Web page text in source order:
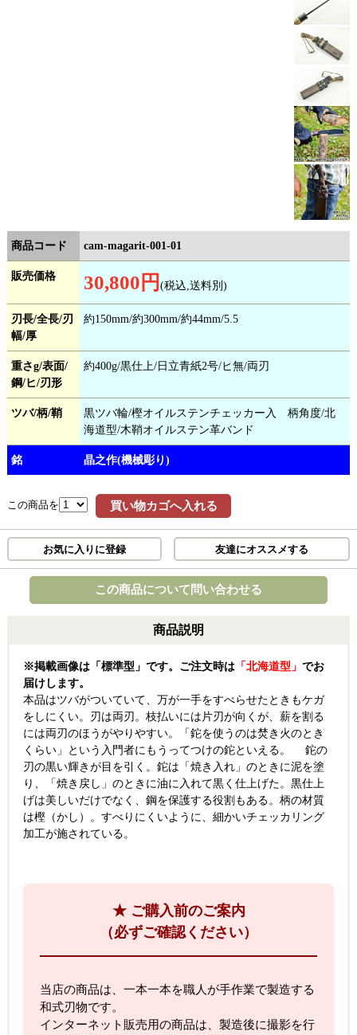
商品コード cam-magarit-001-01
販売価格 30,800円 (税込,送料別)
刃長/全長/刃
幅/厚
約150mm/約300mm/約44mm/5.5
重さg/表面/
鋼/ヒ/刃形
約400g/黒仕上/日立青紙2号/ヒ無/両刃
ツバ/柄/鞘
黒ツバ輪/樫オイルステンチェッカー入 柄角度/北
海道型/木鞘オイルステン革バンド
銘 晶之作(機械彫り)
この商品を 買い物カゴへ入れる
お気に入りに登録 友達にオススメする
この商品について問い合わせる
商品説明
※掲載画像は「標準型」です。ご注文時は 「北海道型」 でお
届けします。
本品はツバがついていて、万が一手をすべらせたときもケガ
をしにくい。刃は両刃。枝払いには片刃が向くが、薪を割る
には両刃のほうがやりやすい。「鉈を使うのは焚き火のとき
くらい」という入門者にもうってつけの鉈といえる。 鉈の
刃の黒い輝きが目を引く。鉈は「焼き入れ」のときに泥を塗
り、「焼き戻し」のときに油に入れて黒く仕上げた。黒仕上
げは美しいだけでなく、鋼を保護する役割もある。柄の材質
は樫（かし）。すべりにくいように、細かいチェッカリング
加工が施されている。
★ ご購入前のご案内
（必ずご確認ください）
当店の商品は、一本一本を職人が手作業で製造する
和式刃物です。
インターネット販売用の商品は、製造後に撮影を行